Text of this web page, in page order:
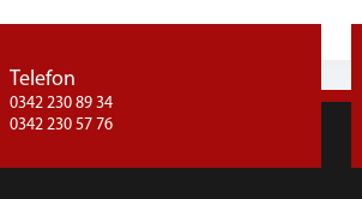
Telefon
0342 230 89 34
0342 230 57 76